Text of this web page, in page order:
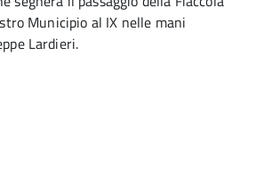
Municipio al IX nelle mani
Lardieri.